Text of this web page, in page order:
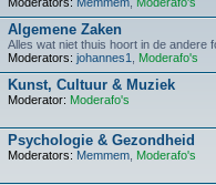
Algemene Zaken
Alles wat niet thuis hoort in de andere
Moderators: johannes1 Moderafo's
Kunst, Cultuur & Muziek
Moderator: Moderafo's
Psychologie & Gezondheid
Moderators: Memmem Moderafo's